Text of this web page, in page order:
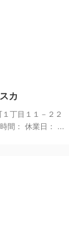
カ
丁目１１－２２
間： 休業日： ...